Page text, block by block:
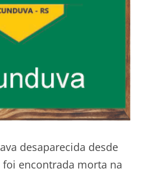
desaparecida desde
encontrada morta na